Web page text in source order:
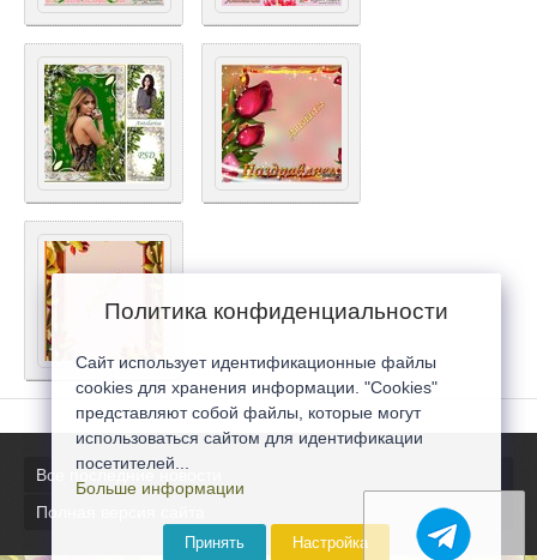
Все последние новости
Полная версия сайта
Политика конфиденциальности
Сайт использует идентификационные файлы
cookies для хранения информации. "Cookies"
представляют собой файлы, которые могут
использоваться сайтом для идентификации
посетителей...
Больше информации
Принять Настройка